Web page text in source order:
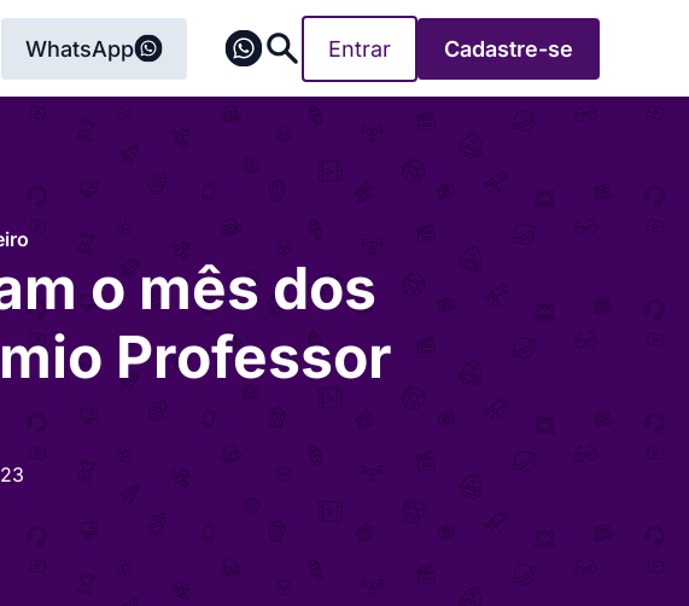
WhatsApp Entrar Cadastre-se
o mês dos
Professor